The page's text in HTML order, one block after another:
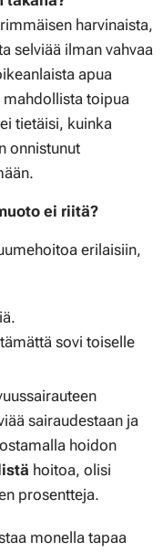
harvinaista,
selviää ilman vahvaa
apua
mahdollista toipua
tietäisi, kuinka
onnistunut
ei riitä?
erilaisiin,
sovi toiselle
sairaudestaan ja
hoidon
hoitoa, olisi
prosentteja.
monella tapaa